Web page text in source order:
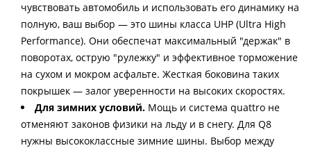
чувствовать автомобиль и использовать его динамику на
полную, ваш выбор — это шины класса UHP (Ultra High
Performance). Они обеспечат максимальный "держак" в
поворотах, острую "рулежку" и эффективное торможение
на сухом и мокром асфальте. Жесткая боковина таких
покрышек — залог уверенности на высоких скоростях.
Для зимних условий. Мощь и система quattro не
отменяют законов физики на льду и в снегу. Для Q8
нужны высококлассные зимние шины. Выбор между